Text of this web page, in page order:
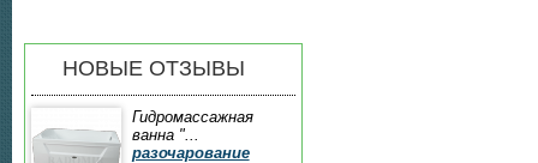
НОВЫЕ ОТЗЫВЫ
Гидромассажная
ванна "...
разочарование